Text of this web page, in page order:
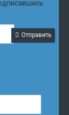
Отправить